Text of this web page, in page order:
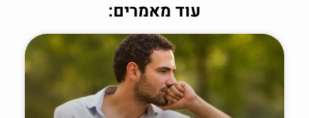
עוד מאמרים: